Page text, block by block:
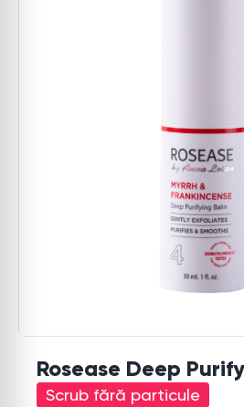
Rosease Deep
Scrub fără particule